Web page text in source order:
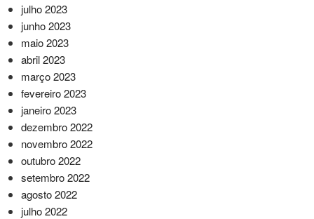
julho 2023
junho 2023
maio 2023
abril 2023
março 2023
fevereiro 2023
janeiro 2023
dezembro 2022
novembro 2022
outubro 2022
setembro 2022
agosto 2022
julho 2022